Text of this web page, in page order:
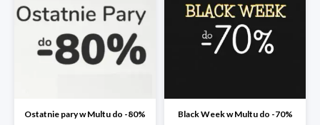
Ostatnie pary w Multu do -80% Black Week w Multu do -70%